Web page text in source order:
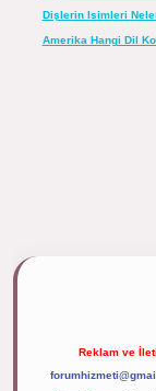
Dişlerin Isimleri
Amerika Hangi Dil
Reklam ve